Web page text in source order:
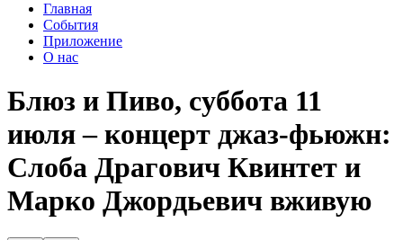
Главная
События
Приложение
О нас
Блюз и Пиво, суббота 11
июля – концерт джаз-фьюжн:
Слоба Драгoвич Квинтет и
Марко Джордьевич вживую